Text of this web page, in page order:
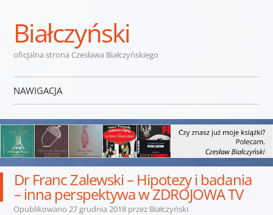
Białczyński
oficjalna strona Czesława Białczyńskiego
NAWIGACJA
Dr Franc Zalewski – Hipotezy i badania
– inna perspektywa w ZDROJOWA TV
Opublikowano 27 grudnia 2018przez Białczyński